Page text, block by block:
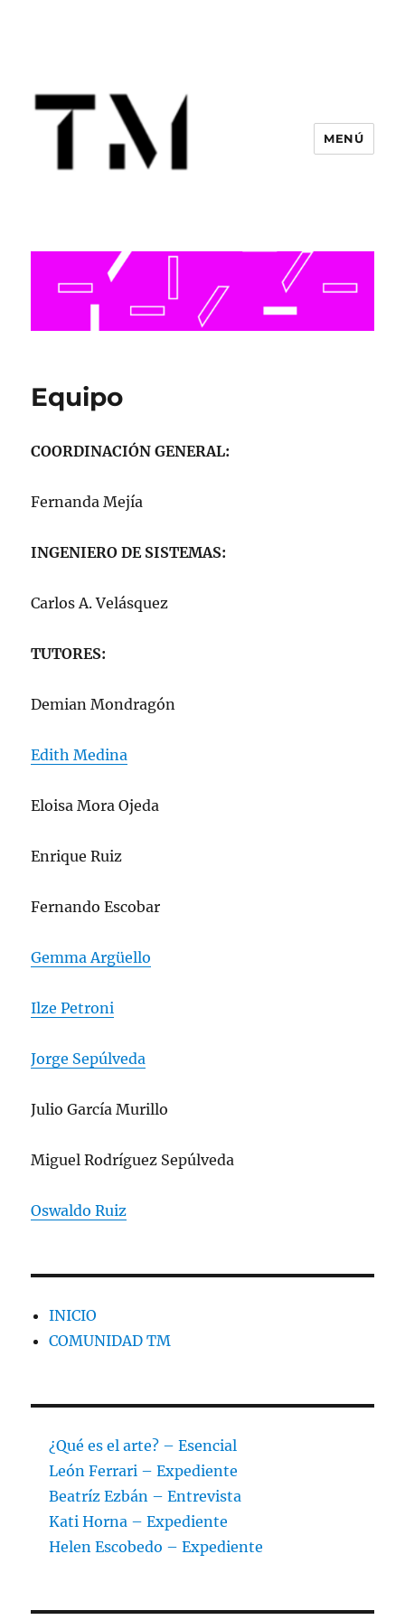
MENÚ
Equipo
COORDINACIÓN GENERAL:
Fernanda Mejía
INGENIERO DE SISTEMAS:
Carlos A. Velásquez
TUTORES:
Demian Mondragón
Edith Medina
Eloisa Mora Ojeda
Enrique Ruiz
Fernando Escobar
Gemma Argüello
Ilze Petroni
Jorge Sepúlveda
Julio García Murillo
Miguel Rodríguez Sepúlveda
Oswaldo Ruiz
INICIO
COMUNIDAD TM
¿Qué es el arte? – Esencial
León Ferrari – Expediente
Beatríz Ezbán – Entrevista
Kati Horna – Expediente
Helen Escobedo – Expediente